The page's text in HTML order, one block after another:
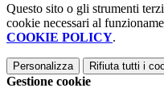
Questo sito o gli strumenti
cookie necessari al
COOKIE POLICY.
Personalizza Rifiuta tutti i
Gestione cookie